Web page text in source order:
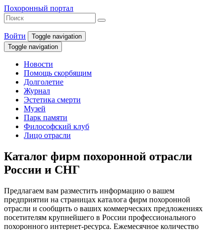
Похоронный портал
Войти
Toggle navigation
Toggle navigation
Новости
Помощь скорбящим
Долголетие
Журнал
Эстетика смерти
Музей
Парк памяти
Философский клуб
Лицо отрасли
Каталог фирм похоронной отрасли
России и СНГ
Предлагаем вам разместить информацию о вашем
предприятии на страницах каталога фирм похоронной
отрасли и сообщить о ваших коммерческих предложениях
посетителям крупнейшего в России профессионального
похоронного интернет-ресурса. Ежемесячное количество